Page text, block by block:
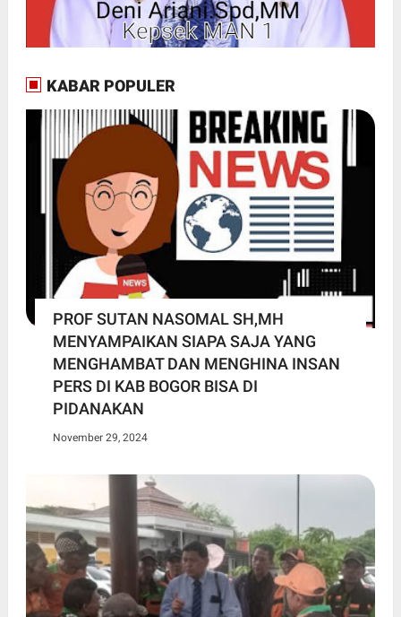
KABAR POPULER
PROF SUTAN NASOMAL SH,MH
MENYAMPAIKAN SIAPA SAJA YANG
MENGHAMBAT DAN MENGHINA INSAN
PERS DI KAB BOGOR BISA DI
PIDANAKAN
November 29, 2024